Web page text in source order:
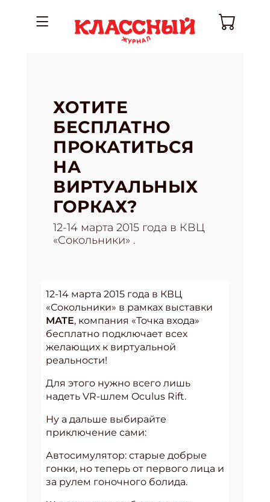
ХОТИТЕ
БЕСПЛАТНО
ПРОКАТИТЬСЯ
НА
ВИРТУАЛЬНЫХ
ГОРКАХ?
12-14 марта 2015 года в КВЦ
«Сокольники» .
12-14 марта 2015 года в КВЦ
«Сокольники» в рамках выставки
МАТЕ, компания «Точка входа»
бесплатно подключает всех
желающих к виртуальной
реальности!
Для этого нужно всего лишь
надеть VR-шлем Oculus Rift.
Ну а дальше выбирайте
приключение сами:
Автосимулятор: старые добрые
гонки, но теперь от первого лица и
за рулем гоночного болида.